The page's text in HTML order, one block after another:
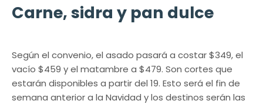
Carne, sidra y pan dulce
Según el convenio, el asado pasará a costar $349, el
vacío $459 y el matambre a $479. Son cortes que
estarán disponibles a partir del 19. Esto será el fin de
semana anterior a la Navidad y los destinos serán las